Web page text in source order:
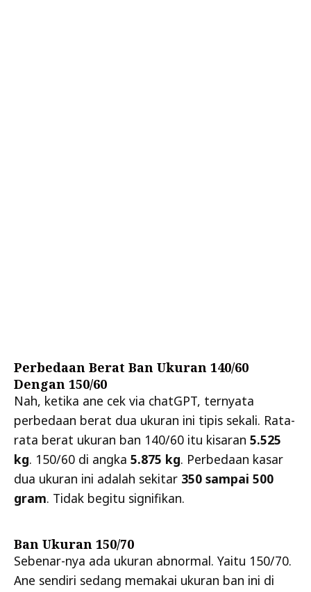
Perbedaan Berat Ban Ukuran 140/60
Dengan 150/60
Nah, ketika ane cek via chatGPT, ternyata
perbedaan berat dua ukuran ini tipis sekali. Rata-
rata berat ukuran ban 140/60 itu kisaran 5.525
kg. 150/60 di angka 5.875 kg. Perbedaan kasar
dua ukuran ini adalah sekitar 350 sampai 500
gram. Tidak begitu signifikan.
Ban Ukuran 150/70
Sebenar-nya ada ukuran abnormal. Yaitu 150/70.
Ane sendiri sedang memakai ukuran ban ini di